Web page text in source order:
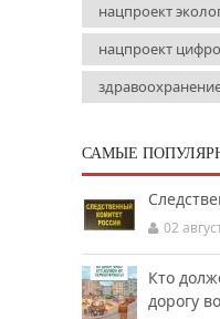
нацпроект
нацпроект
САМЫЕ
02
Кто
дорогу